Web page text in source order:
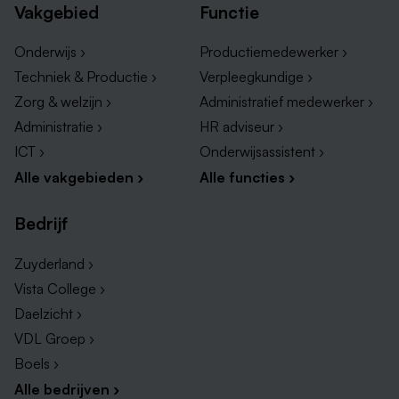
Een diploma van een opleiding in sector zorg en
Kennis van cognitieve sociale emotionele
ontwikkelingen en gedragsproblemen
Snel schakelen in verschillende
ondersteuningsvragen
Zelfstandige werkhouding, initiatiefrijk en
teamspeler
motivatiekracht
Bereid tot het werken in een onregelmatig
dienstrooster
Proactieve houding, werken vanuit
ondersteuningsvraag en in staat om cliënten
vertrouwen te geven in hun eigen kunnen
Durf, nieuwsgierig, enthousiast.
Vakgebied
Onderwijs ›
Techniek & Productie ›
Zorg & welzijn ›
Administratie ›
ICT ›
Alle vakgebieden ›
Functie
Productiemedewerker ›
Verpleegkundige ›
Administratief medewerker ›
HR adviseur ›
Onderwijsassistent ›
Alle functies ›
Bedrijf
Zuyderland ›
Vista College ›
Daelzicht ›
VDL Groep ›
Boels ›
Alle bedrijven ›